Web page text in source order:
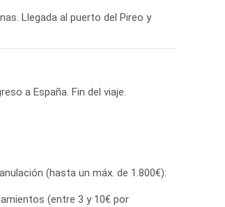
Llegada al puerto del Pireo y
(hasta un máx. de 1.800€):
(entre 3 y 10€ por